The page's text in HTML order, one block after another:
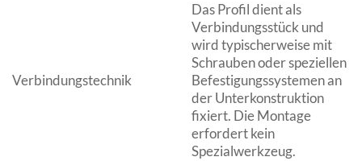
Verbindungstechnik
Das Profil dient als
Verbindungsstück und
wird typischerweise mit
Schrauben oder speziellen
Befestigungssystemen an
der Unterkonstruktion
fixiert. Die Montage
erfordert kein
Spezialwerkzeug.